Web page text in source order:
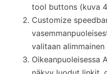
tool buttons (kuva
Customize
valitaan
Oikeanpuoleisessa